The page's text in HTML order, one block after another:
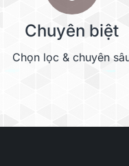
Chuyên biệt
Chọn lọc & chuyên